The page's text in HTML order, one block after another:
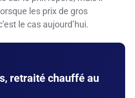
les prix de gros
le cas aujourd’hui.
retraité chauffé au